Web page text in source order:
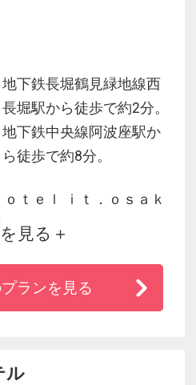
地下鉄長堀鶴見緑地線西
長堀駅から徒歩で約2分。
地下鉄中央線阿波座駅か
ら徒歩で約8分。
ｔｅｌ ｉｔ．ｏｓａｋ
ずつ丁寧に紐とき、感
れた編集力で、その街
いきます。各所にちり
られています。
見る
ランを見る
ル